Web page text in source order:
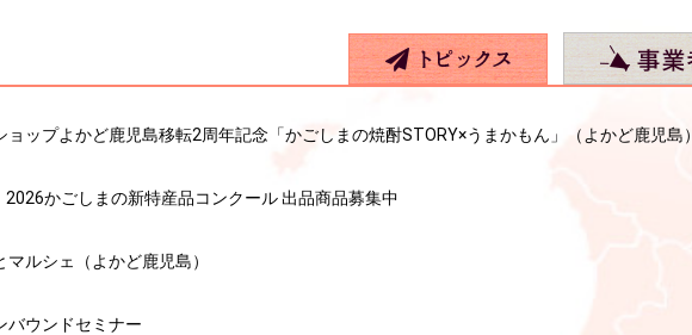
ョップよかど鹿児島移転2周年記念「かごしまの焼酎STORY×うまかもん」（よかど鹿児島）
2026かごしまの新特産品コンクール 出品商品募集中
ルシェ（よかど鹿児島）
バウンドセミナー